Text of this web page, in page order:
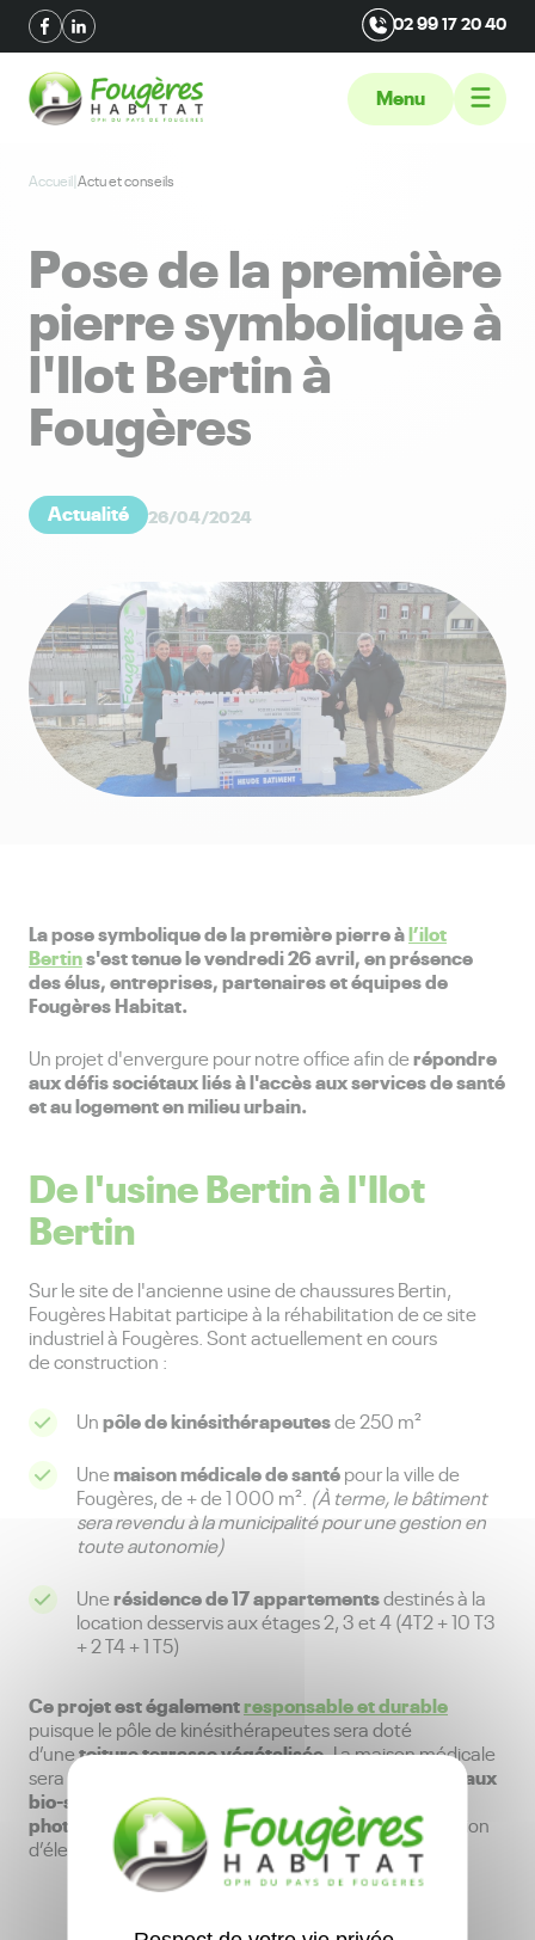
02 99 17 20 40
Menu
Accueil|Actu et conseils
Pose de la première
pierre symbolique à
l'Ilot Bertin à
Fougères
Actualité 26/04/2024
La pose symbolique de la première pierre àl’ilot
Bertins'est tenue le vendredi 26 avril, en présence
des élus, entreprises, partenaires et équipes de
Fougères Habitat.
Un projet d'envergure pour notre office afin derépondre
aux défis sociétaux liés à l'accès aux services de santé
et au logement en milieu urbain.
De l'usine Bertin à l'Ilot
Bertin
Sur le site de l'ancienne usine de chaussures Bertin,
Fougères Habitat participe à la réhabilitation de ce site
industriel à Fougères. Sont actuellement en cours
de construction :
Unpôle de kinésithérapeutesde 250 m²
Unemaison médicale de santépour la ville de
Fougères, de + de 1 000 m². (À terme, le bâtiment
sera revendu à la municipalité pour une gestionen
toute autonomie)
Unerésidence de 17 appartementsdestinés à la
location desservis aux étages 2, 3 et 4 (4T2 + 10 T3
+ 2 T4 + 1 T5)
Ce projet est égalementresponsable et durable
puisque le pôle de kinésithérapeutes sera doté
d’unetoiture terrasse végétalisée.La maison médicale
sera quant à elle entièrement isolée avec des
matériaux
bio-sourcés (laine de bois)
panneaux
photovoltaïquesseront installés pour la consommation
d’électricité.